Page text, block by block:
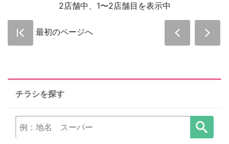
2店舗中、1〜2店舗目を表示中
最初のページへ
チラシを探す